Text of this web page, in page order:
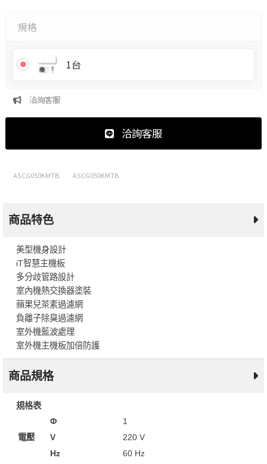
規格
1台
洽詢客服
洽詢客服
ASCG050KMTB ASCG050KMTB
商品特色
美型機身設計
iT智慧主機板
多分歧管路設計
室內機熱交換器塗裝
蘋果兒茶素過濾網
負離子除臭過濾網
室外機藍波處理
室外機主機板加倍防護
商品規格
規格表
電壓
Φ
1
V
220 V
Hz
60 Hz